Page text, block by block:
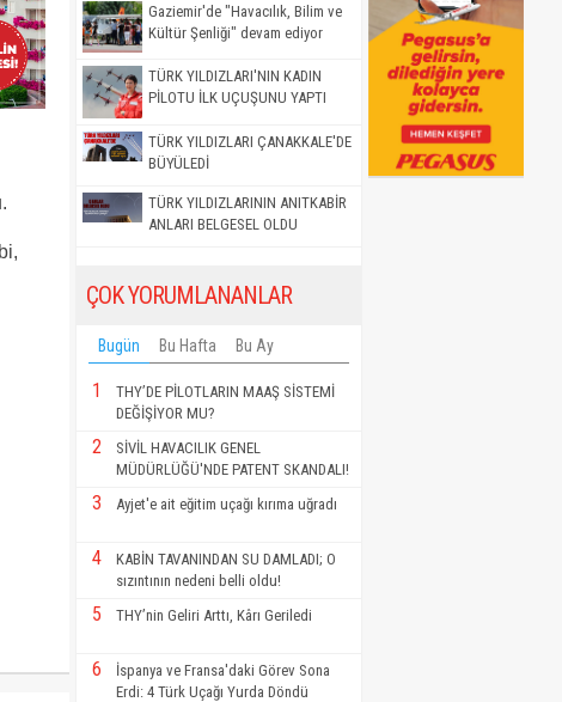
Gaziemir'de "Havacılık, Bilim ve
Kültür Şenliği" devam ediyor
TÜRK YILDIZLARI'NIN KADIN
PİLOTU İLK UÇUŞUNU YAPTI
TÜRK YILDIZLARI ÇANAKKALE'DE
BÜYÜLEDİ
TÜRK YILDIZLARININ ANITKABİR
ANLARI BELGESEL OLDU
ÇOK YORUMLANANLAR
Bugün Bu Hafta Bu Ay
1
THY’DE PİLOTLARIN MAAŞ SİSTEMİ
DEĞİŞİYOR MU?
2
SİVİL HAVACILIK GENEL
MÜDÜRLÜĞÜ'NDE PATENT SKANDALI!
3 Ayjet'e ait eğitim uçağı kırıma uğradı
4
KABİN TAVANINDAN SU DAMLADI; O
sızıntının nedeni belli oldu!
5 THY’nin Geliri Arttı, Kârı Geriledi
6
İspanya ve Fransa'daki Görev Sona
Erdi: 4 Türk Uçağı Yurda Döndü